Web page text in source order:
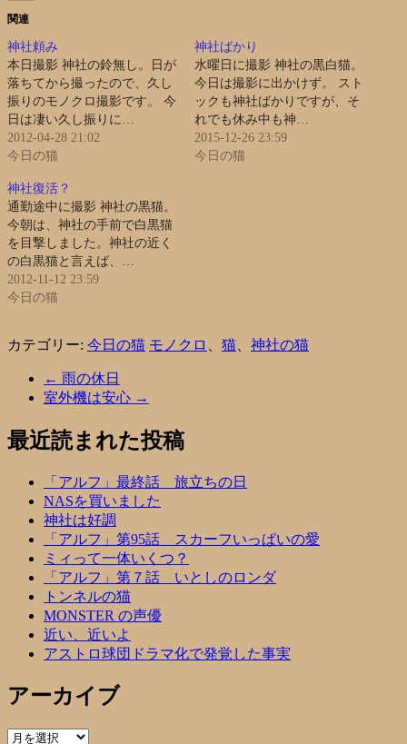
関連
神社頼み
本日撮影 神社の鈴無し。日が
落ちてから撮ったので、久し
振りのモノクロ撮影です。 今
日は凄い久し振りに…
2012-04-28 21:02
今日の猫
神社ばかり
水曜日に撮影 神社の黒白猫。
今日は撮影に出かけず。 スト
ックも神社ばかりですが、そ
れでも休み中も神…
2015-12-26 23:59
今日の猫
神社復活？
通勤途中に撮影 神社の黒猫。
今朝は、神社の手前で白黒猫
を目撃しました。神社の近く
の白黒猫と言えば、…
2012-11-12 23:59
今日の猫
カテゴリー: 今日の猫 モノクロ 猫 神社の猫
← 雨の休日
室外機は安心 →
最近読まれた投稿
「アルフ」最終話 旅立ちの日
NASを買いました
神社は好調
「アルフ」第95話 スカーフいっぱいの愛
ミィって一体いくつ？
「アルフ」第７話 いとしのロンダ
トンネルの猫
MONSTER の声優
近い、近いよ
アストロ球団ドラマ化で発覚した事実
アーカイブ
ア